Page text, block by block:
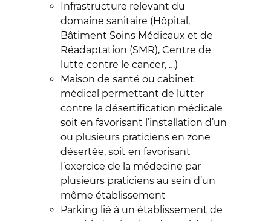
Infrastructure relevant du
domaine sanitaire (Hôpital,
Bâtiment Soins Médicaux et de
Réadaptation (SMR), Centre de
lutte contre le cancer, …)
Maison de santé ou cabinet
médical permettant de lutter
contre la désertification médicale
soit en favorisant l’installation d’un
ou plusieurs praticiens en zone
désertée, soit en favorisant
l’exercice de la médecine par
plusieurs praticiens au sein d’un
même établissement
Parking lié à un établissement de